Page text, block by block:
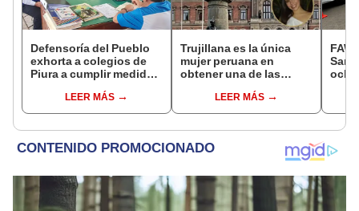
Defensoría del Pueblo
exhorta a colegios de
Piura a cumplir medidas
estudiantes
LEER MÁS
Trujillana es la única
mujer peruana en
obtener una de las
del mundo en 2026
LEER MÁS
San
el